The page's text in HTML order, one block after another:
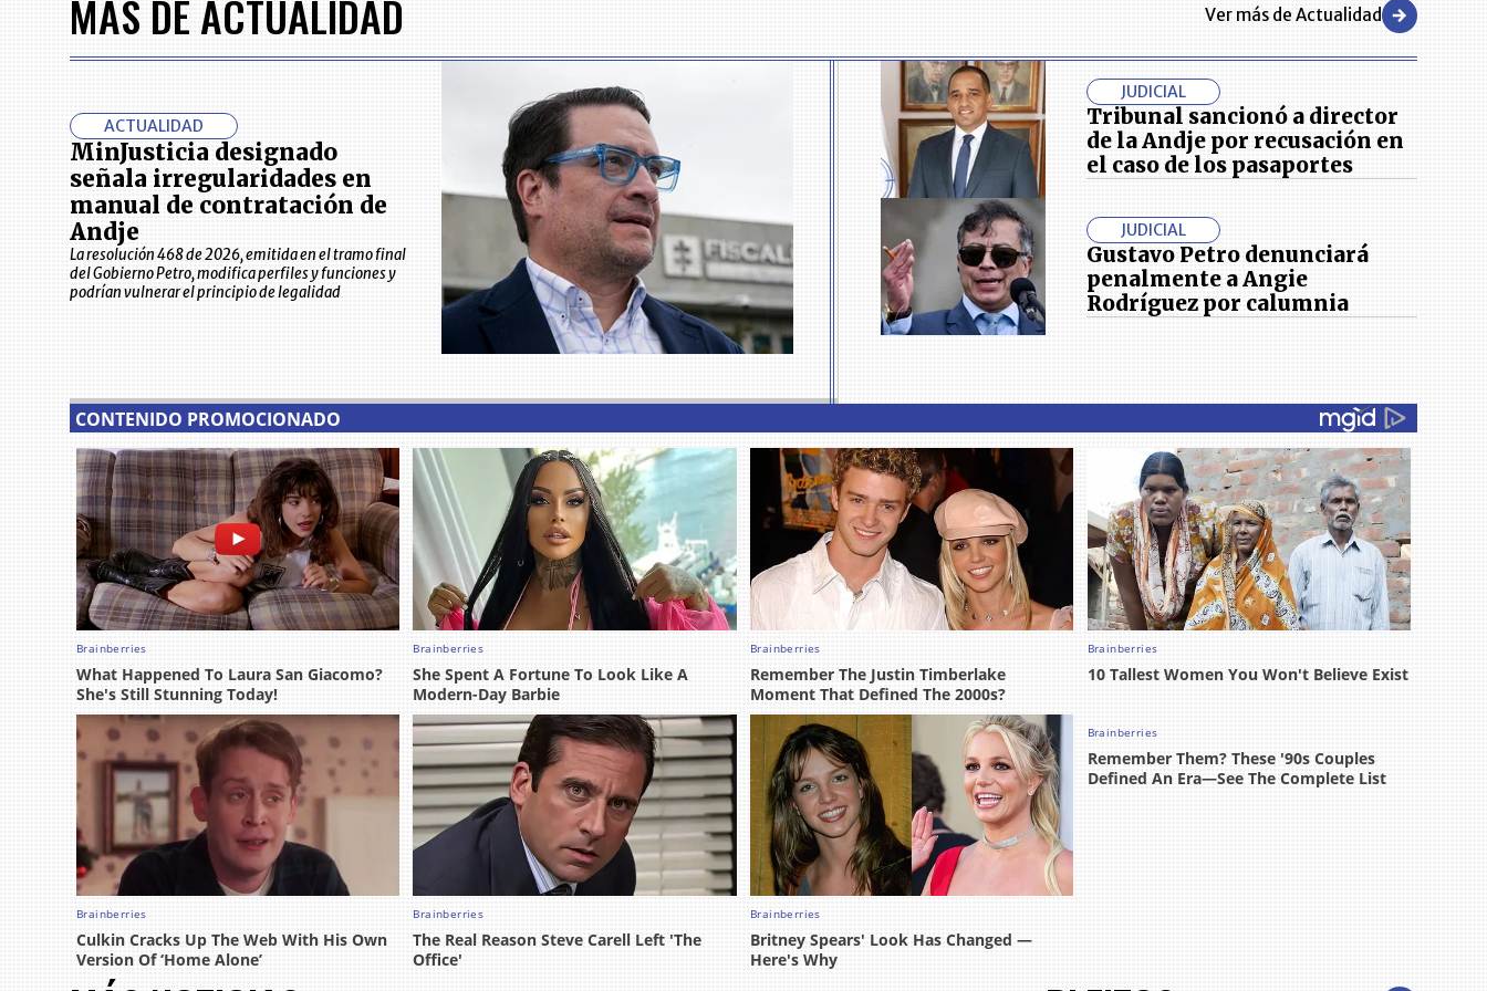
7
MÁS DE ACTUALIDAD Ver más de Actualidad
ACTUALIDAD
MinJusticia designado
señala irregularidades en
manual de contratación de
Andje
La resolución 468 de 2026, emitida en el tramo final
del Gobierno Petro, modifica perfiles y funciones y
podrían vulnerar el principio de legalidad
JUDICIAL
Tribunal sancionó a director
de la Andje por recusación en
el caso de los pasaportes
JUDICIAL
Gustavo Petro denunciará
penalmente a Angie
Rodríguez por calumnia